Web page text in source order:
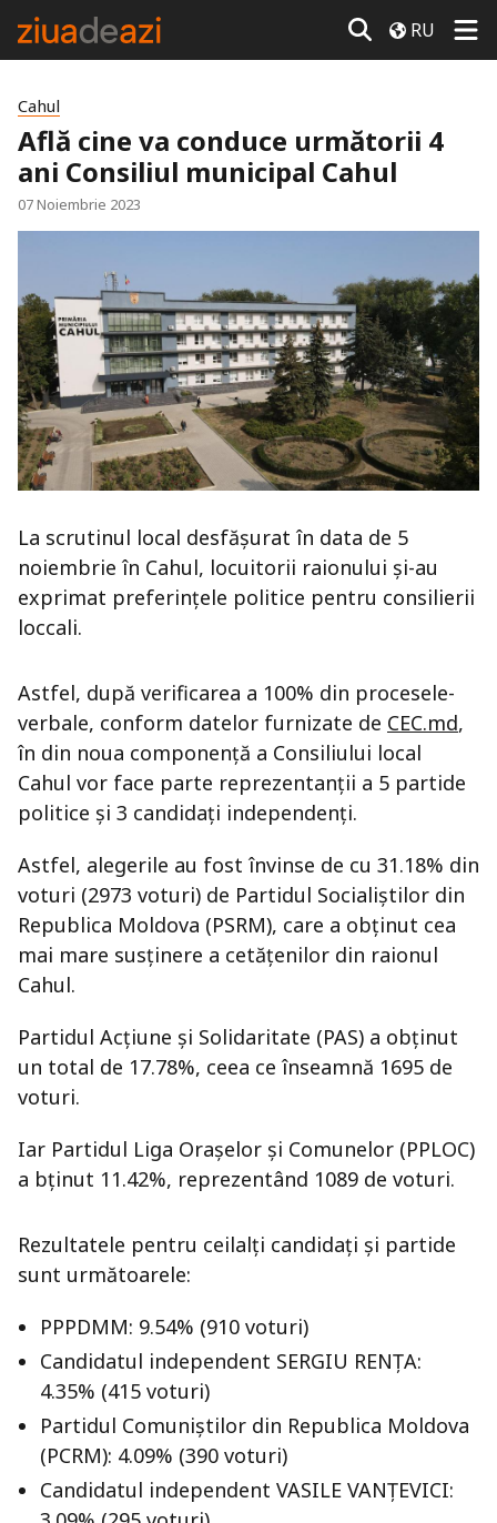
RU
Cahul
Află cine va conduce următorii 4
ani Consiliul municipal Cahul
07 Noiembrie 2023
La scrutinul local desfășurat în data de 5
noiembrie în Cahul, locuitorii raionului și-au
exprimat preferințele politice pentru consilierii
loccali.
Astfel, după verificarea a 100% din procesele-
verbale, conform datelor furnizate de CEC.md,
în din noua componență a Consiliului local
Cahul vor face parte reprezentanții a 5 partide
politice și 3 candidați independenți.
Astfel, alegerile au fost învinse de cu 31.18% din
voturi (2973 voturi) de Partidul Socialiștilor din
Republica Moldova (PSRM), care a obținut cea
mai mare susținere a cetățenilor din raionul
Cahul.
Partidul Acțiune și Solidaritate (PAS) a obținut
un total de 17.78%, ceea ce înseamnă 1695 de
voturi.
Iar Partidul Liga Orașelor și Comunelor (PPLOC)
a bținut 11.42%, reprezentând 1089 de voturi.
Rezultatele pentru ceilalți candidați și partide
sunt următoarele:
PPPDMM: 9.54% (910 voturi)
Candidatul independent SERGIU RENŢA:
4.35% (415 voturi)
Partidul Comuniștilor din Republica Moldova
(PCRM): 4.09% (390 voturi)
Candidatul independent VASILE VANȚEVICI: